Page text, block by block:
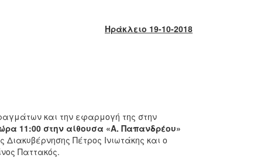
Ηράκλειο 19-10-2018
και την εφαρμογή της στην
11:00 στην αίθουσα «Α. Παπανδρέου»
Πέτρος Ινιωτάκης και ο
Παττακός.